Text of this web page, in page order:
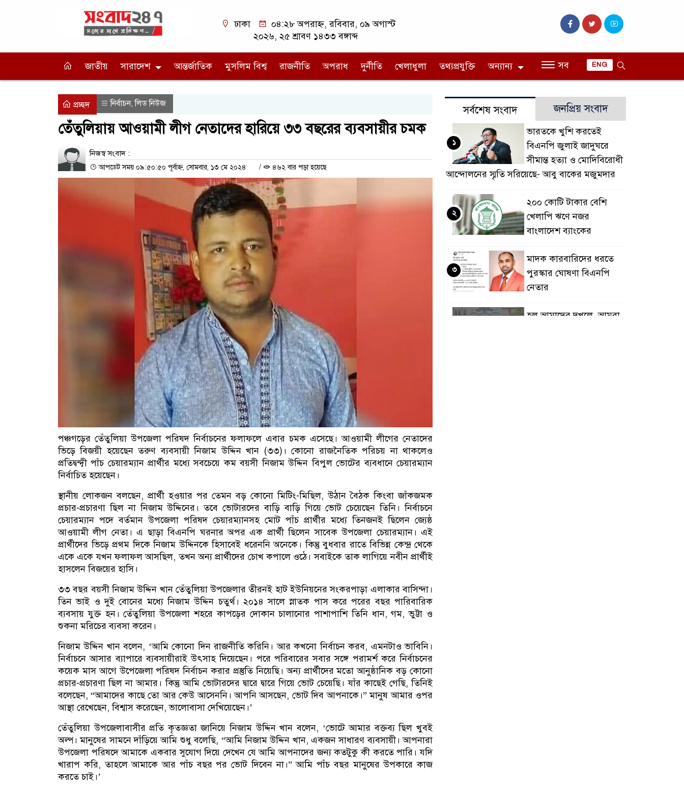
ঢাকা
০৪:২৮ অপরাহ্ন, রবিবার, ০৯ অগাস্ট
২০২৬, ২৫ শ্রাবণ ১৪৩৩ বঙ্গাব্দ
জাতীয় সারাদেশ আন্তর্জাতিক মুসলিম বিশ্ব রাজনীতি অপরাধ দুর্নীতি খেলাধুলা তথ্যপ্রযুক্তি অন্যান্য সব ENG
প্রচ্ছদ নির্বাচন,লিড নিউজ
তেঁতুলিয়ায় আওয়ামী লীগ নেতাদের হারিয়ে ৩৩ বছরের ব্যবসায়ীর চমক
নিজস্ব সংবাদ :
আপডেট সময় ০৯:৫০:৫০ পূর্বাহ্ন, সোমবার, ১৩ মে ২০২৪ / ৪৬২ বার পড়া হয়েছে
পঞ্চগড়ের তেঁতুলিয়া উপজেলা পরিষদ নির্বাচনের ফলাফলে এবার চমক এসেছে। আওয়ামী লীগের নেতাদের
ভিড়ে বিজয়ী হয়েছেন তরুণ ব্যবসায়ী নিজাম উদ্দিন খান (৩৩)। কোনো রাজনৈতিক পরিচয় না থাকলেও
প্রতিদ্বন্দ্বী পাঁচ চেয়ারম্যান প্রার্থীর মধ্যে সবচেয়ে কম বয়সী নিজাম উদ্দিন বিপুল ভোটের ব্যবধানে চেয়ারম্যান
নির্বাচিত হয়েছেন।
স্থানীয় লোকজন বলছেন, প্রার্থী হওয়ার পর তেমন বড় কোনো মিটিং-মিছিল, উঠান বৈঠক কিংবা জাঁকজমক
প্রচার-প্রচারণা ছিল না নিজাম উদ্দিনের। তবে ভোটারদের বাড়ি বাড়ি গিয়ে ভোট চেয়েছেন তিনি। নির্বাচনে
চেয়ারম্যান পদে বর্তমান উপজেলা পরিষদ চেয়ারম্যানসহ মোট পাঁচ প্রার্থীর মধ্যে তিনজনই ছিলেন জ্যেষ্ঠ
আওয়ামী লীগ নেতা। এ ছাড়া বিএনপি ঘরনার অপর এক প্রার্থী ছিলেন সাবেক উপজেলা চেয়ারম্যান। এই
প্রার্থীদের ভিড়ে প্রথম দিকে নিজাম উদ্দিনকে হিসাবেই ধরেননি অনেকে। কিন্তু বুধবার রাতে বিভিন্ন কেন্দ্র থেকে
একে একে যখন ফলাফল আসছিল, তখন অন্য প্রার্থীদের চোখ কপালে ওঠে। সবাইকে তাক লাগিয়ে নবীন প্রার্থীই
হাসলেন বিজয়ের হাসি।
৩৩ বছর বয়সী নিজাম উদ্দিন খান তেঁতুলিয়া উপজেলার তীরনই হাট ইউনিয়নের সংকরপাড়া এলাকার বাসিন্দা।
তিন ভাই ও দুই বোনের মধ্যে নিজাম উদ্দিন চতুর্থ। ২০১৪ সালে স্নাতক পাস করে পরের বছর পারিবারিক
ব্যবসায় যুক্ত হন। তেঁতুলিয়া উপজেলা শহরে কাপড়ের দোকান চালানোর পাশাপাশি তিনি ধান, গম, ভুট্টা ও
শুকনা মরিচের ব্যবসা করেন।
নিজাম উদ্দিন খান বলেন, ‘আমি কোনো দিন রাজনীতি করিনি। আর কখনো নির্বাচন করব, এমনটাও ভাবিনি।
নির্বাচনে আসার ব্যাপারে ব্যবসায়ীরাই উৎসাহ দিয়েছেন। পরে পরিবারের সবার সঙ্গে পরামর্শ করে নির্বাচনের
কয়েক মাস আগে উপেজেলা পরিষদ নির্বাচন করার প্রস্তুতি নিয়েছি। অন্য প্রার্থীদের মতো আনুষ্ঠানিক বড় কোনো
প্রচার-প্রচারণা ছিল না আমার। কিন্তু আমি ভোটারদের দ্বারে দ্বারে গিয়ে ভোট চেয়েছি। যাঁর কাছেই গেছি, তিনিই
বলেছেন, “আমাদের কাছে তো আর কেউ আসেননি। আপনি আসছেন, ভোট দিব আপনাকে।” মানুষ আমার ওপর
আস্থা রেখেছেন, বিশ্বাস করেছেন, ভালোবাসা দেখিয়েছেন।’
তেঁতুলিয়া উপজেলাবাসীর প্রতি কৃতজ্ঞতা জানিয়ে নিজাম উদ্দিন খান বলেন, ‘ভোটে আমার বক্তব্য ছিল খুবই
অল্প। মানুষের সামনে দাঁড়িয়ে আমি শুধু বলেছি, “আমি নিজাম উদ্দিন খান, একজন সাধারণ ব্যবসায়ী। আপনারা
উপজেলা পরিষদে আমাকে একবার সুযোগ দিয়ে দেখেন যে আমি আপনাদের জন্য কতটুকু কী করতে পারি। যদি
খারাপ করি, তাহলে আমাকে আর পাঁচ বছর পর ভোট দিবেন না।” আমি পাঁচ বছর মানুষের উপকারে কাজ
করতে চাই।’
সর্বশেষ সংবাদ জনপ্রিয় সংবাদ
ভারতকে খুশি করতেই
বিএনপি জুলাই জাদুঘরে
সীমান্ত হত্যা ও মোদিবিরোধী
আন্দোলনের স্মৃতি সরিয়েছে- আবু বাকের মজুমদার
১
২০০ কোটি টাকার বেশি
খেলাপি ঋণে নজর
বাংলাদেশ ব্যাংকের
২
মাদক কারবারিদের ধরতে
পুরস্কার ঘোষণা বিএনপি
নেতার
৩
হল আমাদের দখলে, আমরা